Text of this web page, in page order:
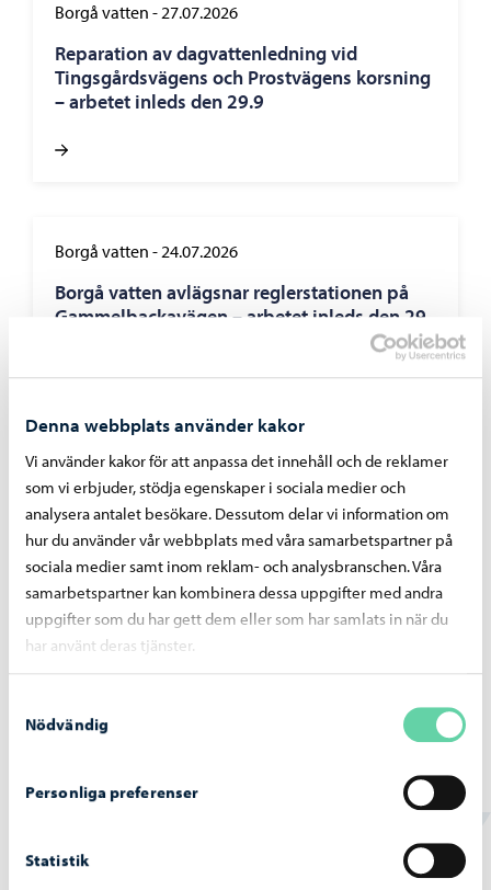
Denna webbplats använder kakor
Vi använder kakor för att anpassa det innehåll och de reklamer
som vi erbjuder, stödja egenskaper i sociala medier och
analysera antalet besökare. Dessutom delar vi information om
hur du använder vår webbplats med våra samarbetspartner på
sociala medier samt inom reklam- och analysbranschen. Våra
samarbetspartner kan kombinera dessa uppgifter med andra
uppgifter som du har gett dem eller som har samlats in när du
har använt deras tjänster.
Nödvändig
Personliga preferenser
Statistik
Borgå vatten -27.07.2026
Reparation av dagvattenledning vid
Tingsgårdsvägens och Prostvägens korsning
– arbetet inleds den 29.9
Borgå vatten -24.07.2026
Borgå vatten avlägsnar reglerstationen på
Gammelbackavägen – arbetet inleds den 29
Borgå vatten-07.07.2026
Bräddningar vid pumpstationer på grund av
störtregn 4. – 5.7.2026